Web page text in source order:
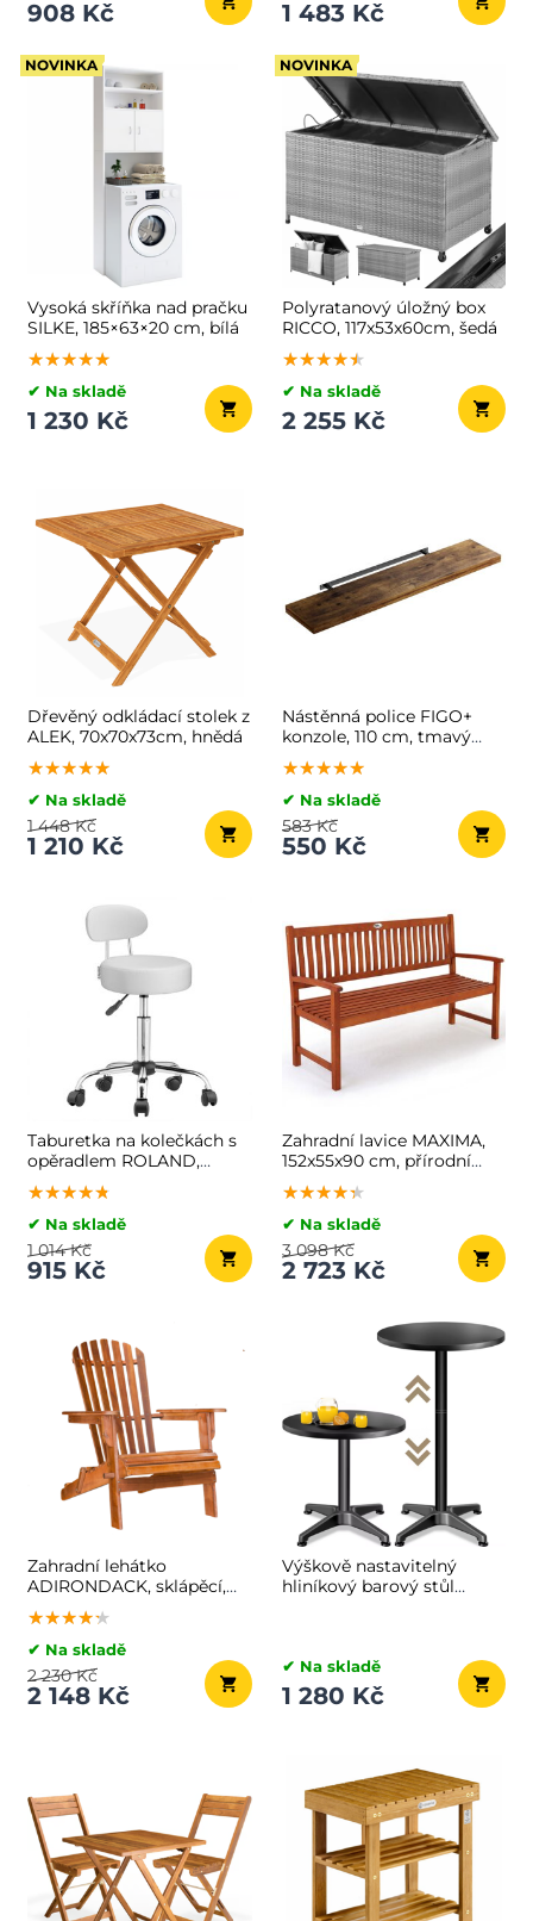
908 Kč 1 483 Kč
NOVINKA
Vysoká skříňka nad pračku
SILKE, 185×63×20 cm, bílá
★★★★★
★★★★★
★★★★★
✔ Na skladě
1 230 Kč
NOVINKA
Polyratanový úložný box
RICCO, 117x53x60cm, šedá
★★★★★
★★★★★
★★★★★
✔ Na skladě
2 255 Kč
Dřevěný odkládací stolek z
ALEK, 70x70x73cm, hnědá
★★★★★
★★★★★
★★★★★
✔ Na skladě
1 210 Kč
1 448 Kč
Nástěnná police FIGO+
konzole, 110 cm, tmavý
dub
★★★★★
★★★★★
★★★★★
✔ Na skladě
550 Kč
583 Kč
Taburetka na kolečkách s
opěradlem ROLAND,
Ø35cm, bílá
★★★★★
★★★★★
★★★★★
✔ Na skladě
915 Kč
1 014 Kč
Zahradní lavice MAXIMA,
152x55x90 cm, přírodní
hnědá
★★★★★
★★★★★
★★★★★
✔ Na skladě
2 723 Kč
3 098 Kč
Zahradní lehátko
ADIRONDACK, sklápěcí,
69x84x94cm, přírodní
hnědá
★★★★★
★★★★★
★★★★★
✔ Na skladě
2 148 Kč
2 230 Kč
Výškově nastavitelný
hliníkový barový stůl
✔ Na skladě
1 280 Kč